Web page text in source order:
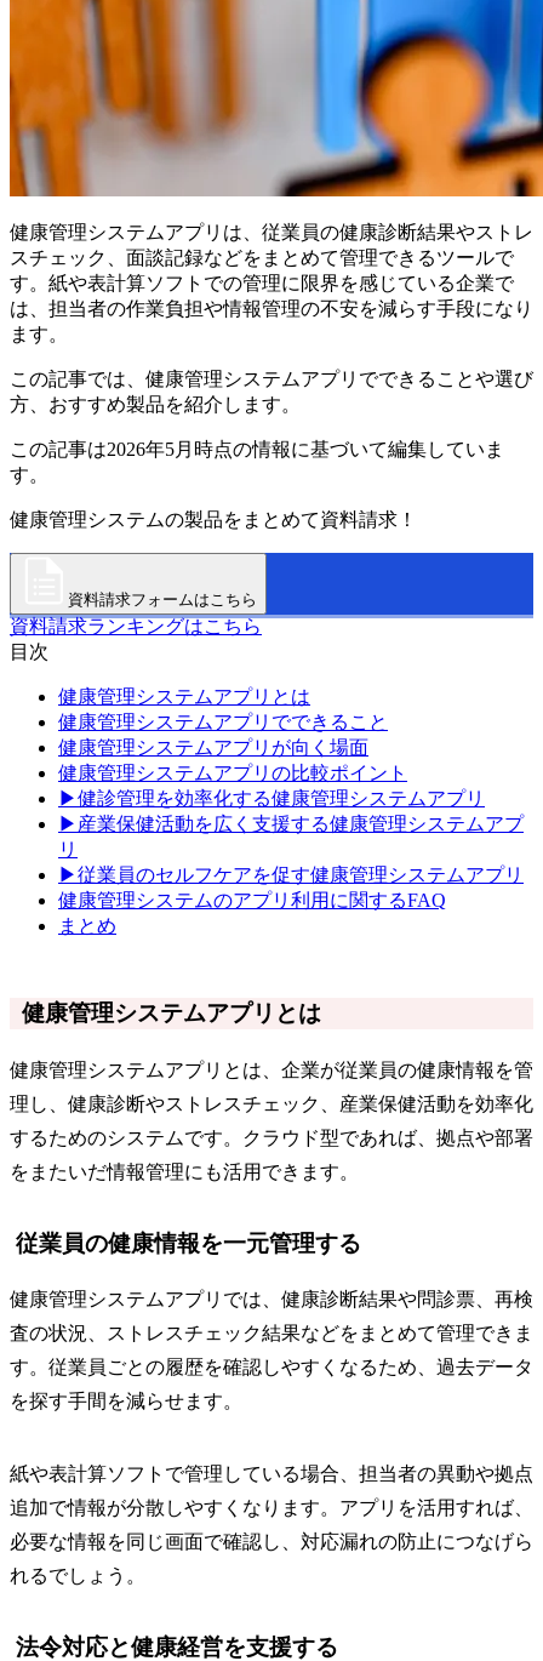
健康管理システムアプリは、従業員の健康診断結果やストレ
スチェック、面談記録などをまとめて管理できるツールで
す。紙や表計算ソフトでの管理に限界を感じている企業で
は、担当者の作業負担や情報管理の不安を減らす手段になり
ます。
この記事では、健康管理システムアプリでできることや選び
方、おすすめ製品を紹介します。
この記事は2026年5月時点の情報に基づいて編集していま
す。
健康管理システムの製品をまとめて資料請求！
資料請求フォームはこちら
資料請求ランキングはこちら
目次
健康管理システムアプリとは
健康管理システムアプリでできること
健康管理システムアプリが向く場面
健康管理システムアプリの比較ポイント
▶健診管理を効率化する健康管理システムアプリ
▶産業保健活動を広く支援する健康管理システムアプ
リ
▶従業員のセルフケアを促す健康管理システムアプリ
健康管理システムのアプリ利用に関するFAQ
まとめ
健康管理システムアプリとは
健康管理システムアプリとは、企業が従業員の健康情報を管
理し、健康診断やストレスチェック、産業保健活動を効率化
するためのシステムです。クラウド型であれば、拠点や部署
をまたいだ情報管理にも活用できます。
従業員の健康情報を一元管理する
健康管理システムアプリでは、健康診断結果や問診票、再検
査の状況、ストレスチェック結果などをまとめて管理できま
す。従業員ごとの履歴を確認しやすくなるため、過去データ
を探す手間を減らせます。
紙や表計算ソフトで管理している場合、担当者の異動や拠点
追加で情報が分散しやすくなります。アプリを活用すれば、
必要な情報を同じ画面で確認し、対応漏れの防止につなげら
れるでしょう。
法令対応と健康経営を支援する